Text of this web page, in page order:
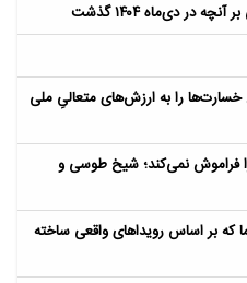
دی‌ماه ۱۴۰۴ گذشت
را به ارزش‌های متعالیِ ملی
۲ فقیه بزرگ را فراموش نمی‌کند؛ شیخ طوسی و
که بر اساس رویداهای واقعی ساخته